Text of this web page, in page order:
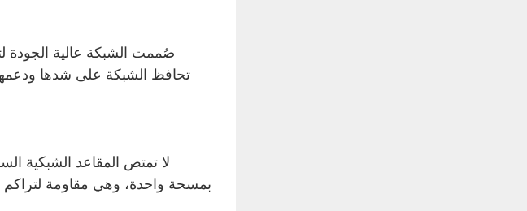
صُممت الشبكة عالية الجودة
تحافظ الشبكة على شدها
لا تمتص المقاعد الشبكية
بمسحة واحدة، وهي مقاومة لتراكم